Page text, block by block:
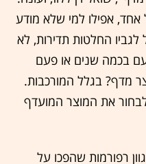
אפילו למי שלא מודע
החלטות תדירות, לא
בכמה שנים או פעם
מדף? בגלל המורכבות.
את המוצר המועדף
רפורמות שהפכו על